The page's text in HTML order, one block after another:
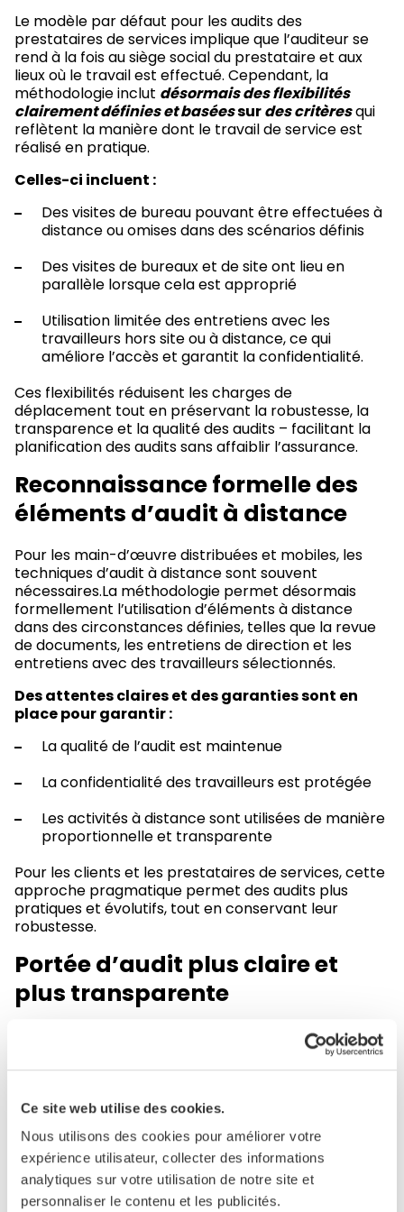
Ce site web utilise des cookies.
Nous utilisons des cookies pour améliorer votre
expérience utilisateur, collecter des informations
analytiques sur votre utilisation de notre site et
personnaliser le contenu et les publicités.
Le modèle par défaut pour les audits des
prestataires de services implique que l’auditeur se
rend à la fois au siège social du prestataire et aux
lieux où le travail est effectué. Cependant, la
méthodologie inclut désormais des flexibilités
clairement définies et baséessurdes critèresqui
reflètent la manière dont le travail de service est
réalisé en pratique.
Celles-ci incluent :
Des visites de bureau pouvant être effectuées à
distance ou omises dans des scénarios définis
Des visites de bureaux et de site ont lieu en
parallèle lorsque cela est approprié
Utilisation limitée des entretiens avec les
travailleurs hors site ou à distance, ce qui
améliore l’accès et garantit la confidentialité.
Ces flexibilités réduisent les charges de
déplacement tout en préservant la robustesse, la
transparence et la qualité des audits – facilitant la
planification des audits sans affaiblir l’assurance.
Reconnaissance formelle des
éléments d’audit à distance
Pour les main-d’œuvre distribuées et mobiles, les
techniques d’audit à distance sont souvent
nécessaires.La méthodologie permet désormais
formellement l’utilisation d’éléments à distance
dans des circonstances définies, telles que la revue
de documents, les entretiens de direction et les
entretiens avec des travailleurs sélectionnés.
Des attentes claires et des garanties sont en
place pour garantir :
La qualité de l’audit est maintenue
La confidentialité des travailleurs est protégée
Les activités à distance sont utilisées de manière
proportionnelle et transparente
Pour les clients et les prestataires de services, cette
approche pragmatique permet des audits plus
pratiques et évolutifs, tout en conservant leur
robustesse.
Portée d’audit plus claire et
plus transparente
Pour soutenir des décisions d’approvisionnement
plus éclairées, le périmètre de l’audit est désormais
explicite et documenté de manière cohérente.
La méthodologie définit deux modèles clairs de
Audits multi-clients, recommandés lorsque
possible